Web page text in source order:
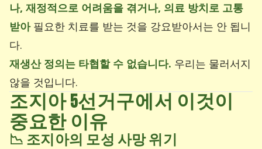
나, 재정적으로 어려움을 겪거나, 의료 방치로 고통
받아필요한 치료를 받는 것을 강요받아서는 안 됩니
다.
재생산 정의는 타협할 수 없습니다. 우리는 물러서지
않을 것입니다.
조지아 5선거구에서 이것이
중요한 이유
📉 조지아의 모성 사망 위기